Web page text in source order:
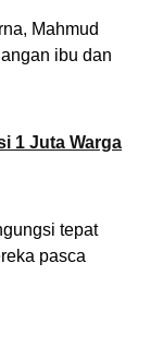
Mahmud
ibu dan
1 Juta Warga
tepat
pasca